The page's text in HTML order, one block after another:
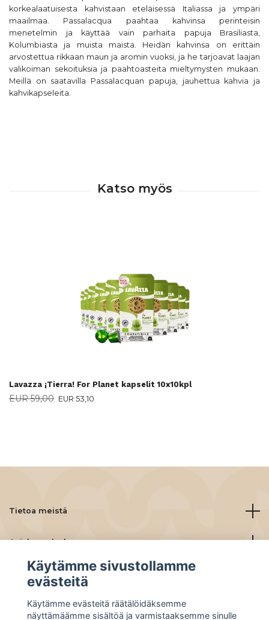
korkealaatuisesta kahvistaan eteläisessä Italiassa ja ympäri
maailmaa. Passalacqua paahtaa kahvinsa perinteisin
menetelmin ja käyttää vain parhaita papuja Brasiliasta,
Kolumbiasta ja muista maista. Heidän kahvinsa on erittäin
arvostettua rikkaan maun ja aromin vuoksi, ja he tarjoavat laajan
valikoiman sekoituksia ja paahtoasteita mieltymysten mukaan.
Meillä on saatavilla Passalacquan papuja, jauhettua kahvia ja
kahvikapseleita.
Lavazza ¡Tierra! For Planet kapselit 10x10kpl
EUR 59,00 EUR 53,10
Tietoa meistä
Asiakaspalvelu
Lue lisää
Social Media
Käytämme sivustollamme
evästeitä
Käytämme evästeitä räätälöidäksemme
näyttämäämme sisältöä ja varmistaaksemme sinulle